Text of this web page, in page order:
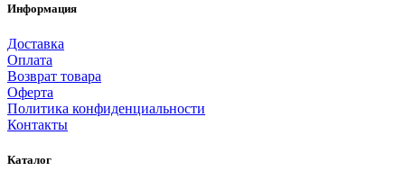
Информация
Доставка
Оплата
Возврат товара
Оферта
Политика конфиденциальности
Контакты
Каталог